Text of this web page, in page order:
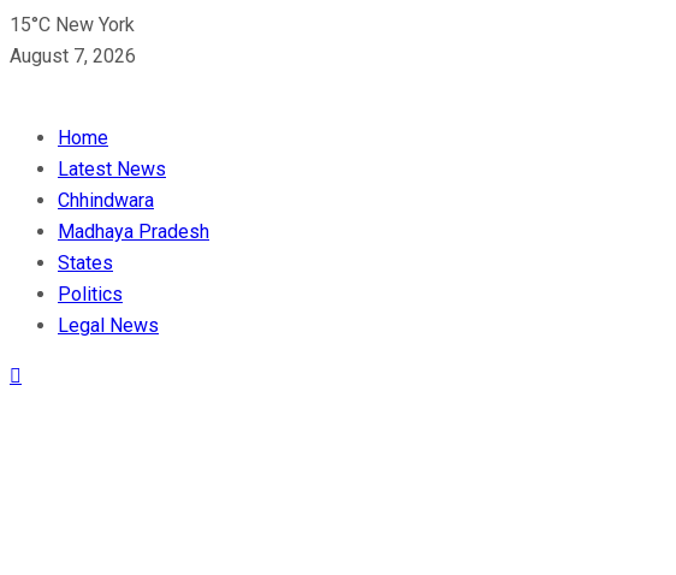
15°C New York
August 7, 2026
Home
Latest News
Chhindwara
Madhaya Pradesh
States
Politics
Legal News